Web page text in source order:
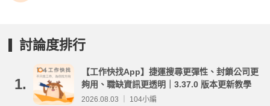
討論度排行
1.
【工作快找App】捷運搜尋更彈性、封鎖公司更
夠用、職缺資訊更透明｜3.37.0 版本更新教學
2026.08.03 ｜ 104小編